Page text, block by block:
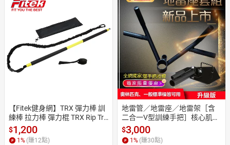
【Fitek健身網】TRX 彈力棒 訓
練棒 拉力棒 彈力棍 TRX Rip Tra
iner
$1,200
1% (賺12點)
地雷管／地雷座／地雷架［含
二合一V型訓練手把］核心肌群
訓練器整套【Fitek健身網】
$3,000
1% (賺30點)